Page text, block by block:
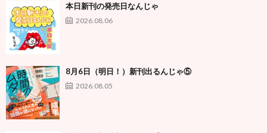
本日新刊の発売日なんじゃ
2026.08.06
8月6日（明日！）新刊出るんじゃ⑤
2026.08.05